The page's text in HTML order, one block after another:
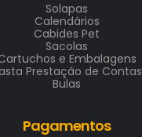
Solapas
Calendários
Cabides Pet
Sacolas
e Embalagens
Prestação de Contas
Bulas
Pagamentos